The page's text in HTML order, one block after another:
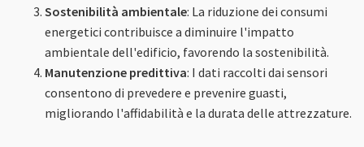
Sostenibilità ambientale: La riduzione dei consumi
energetici contribuisce a diminuire l'impatto
ambientale dell'edificio, favorendo la sostenibilità.
Manutenzione predittiva: I dati raccolti dai sensori
consentono di prevedere e prevenire guasti,
migliorando l'affidabilità e la durata delle attrezzature.